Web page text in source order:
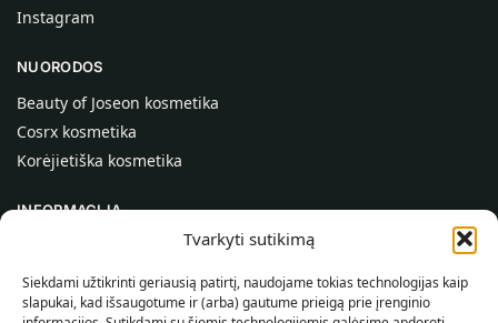
Tvarkyti sutikimą
Siekdami užtikrinti geriausią patirtį, naudojame tokias technologijas kaip
slapukai, kad išsaugotume ir (arba) gautume prieigą prie įrenginio
Instagram
NUORODOS
Beauty of Joseon kosmetika
Cosrx kosmetika
Korėjietiška kosmetika
INFORMACIJA
Kontaktai
Pagalba